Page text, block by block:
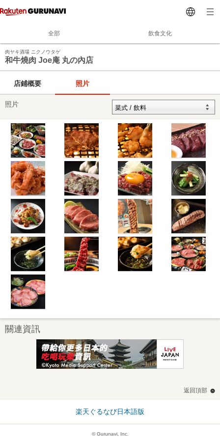
全部 飲食文化
肉ヤキ酒場 ニクノウタゲ
和牛燒肉 Joe庵 丸の內店
店鋪概要 照片
照片
關連資訊
返回頂部
楽天ぐるなび日本語版
© Gurunavi, Inc.